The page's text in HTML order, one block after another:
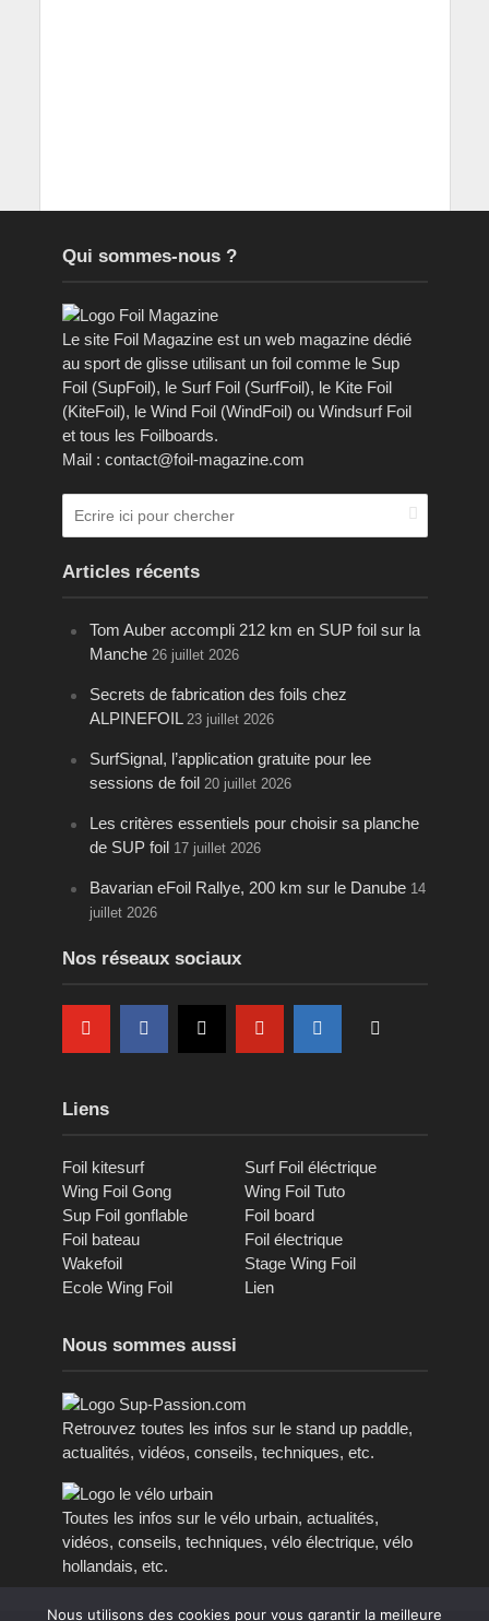
Qui sommes-nous ?
Le site Foil Magazine est un web magazine dédié
au sport de glisse utilisant un foil comme le Sup
Foil (SupFoil), le Surf Foil (SurfFoil), le Kite Foil
(KiteFoil), le Wind Foil (WindFoil) ou Windsurf Foil
et tous les Foilboards.
Mail : contact@foil-magazine.com
Articles récents
Tom Auber accompli 212 km en SUP foil sur la
Manche 26 juillet 2026
Secrets de fabrication des foils chez
ALPINEFOIL 23 juillet 2026
SurfSignal, l’application gratuite pour lee
sessions de foil 20 juillet 2026
Les critères essentiels pour choisir sa planche
de SUP foil 17 juillet 2026
Bavarian eFoil Rallye, 200 km sur le Danube 14
juillet 2026
Nos réseaux sociaux
Liens
Foil kitesurf
Surf Foil éléctrique
Wing Foil Gong
Wing Foil Tuto
Sup Foil gonflable
Foil board
Foil bateau
Foil électrique
Wakefoil
Stage Wing Foil
Ecole Wing Foil
Lien
Nous sommes aussi
Retrouvez toutes les infos sur le stand up paddle,
actualités, vidéos, conseils, techniques, etc.
Toutes les infos sur le vélo urbain, actualités,
vidéos, conseils, techniques, vélo électrique, vélo
hollandais, etc.
Nous utilisons des cookies pour vous garantir la meilleure